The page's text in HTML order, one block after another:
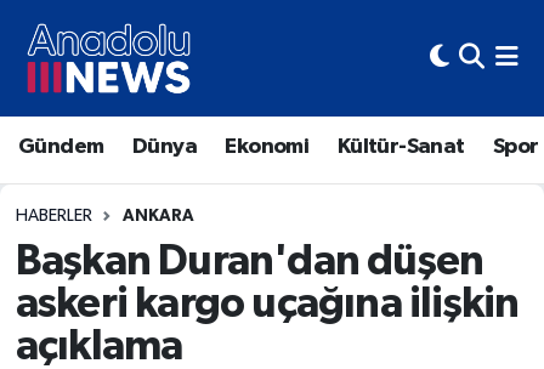
Gündem Dünya Ekonomi Kültür-Sanat Spor
HABERLER ANKARA
Başkan Duran'dan düşen
askeri kargo uçağına ilişkin
açıklama
Hava Durumu
Trafik Durumu
Süper Lig Puan Durumu ve Fikstür
Tüm Manşetler
Son Dakika Haberleri